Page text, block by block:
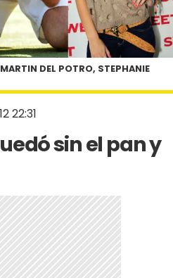
22:31
sin el pan y
DEL POTRO, STEPHANIE